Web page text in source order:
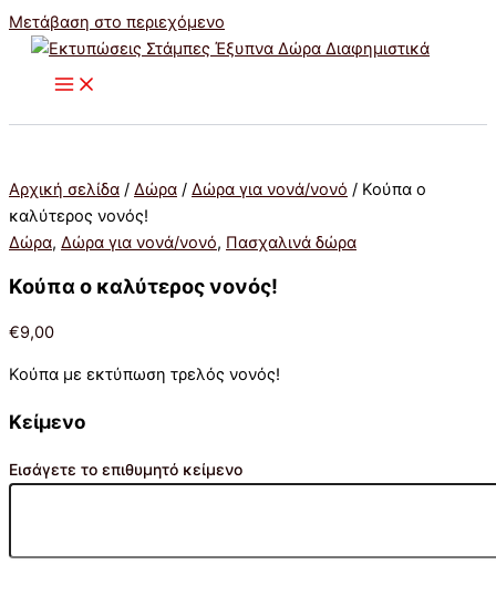
Μετάβαση στο περιεχόμενο
Αρχική σελίδα / Δώρα / Δώρα για νονά/νονό / Κούπα o
καλύτερος νονός!
Δώρα, Δώρα για νονά/νονό, Πασχαλινά δώρα
Κούπα o καλύτερος νονός!
€9,00
Κούπα με εκτύπωση τρελός νονός!
Κείμενο
Εισάγετε το επιθυμητό κείμενο